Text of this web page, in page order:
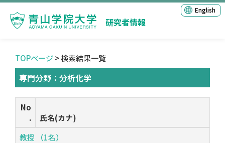
研究者情報
English
TOPページ > 検索結果一覧
専門分野：分析化学
No
.
氏名(カナ)
教授 （1名）